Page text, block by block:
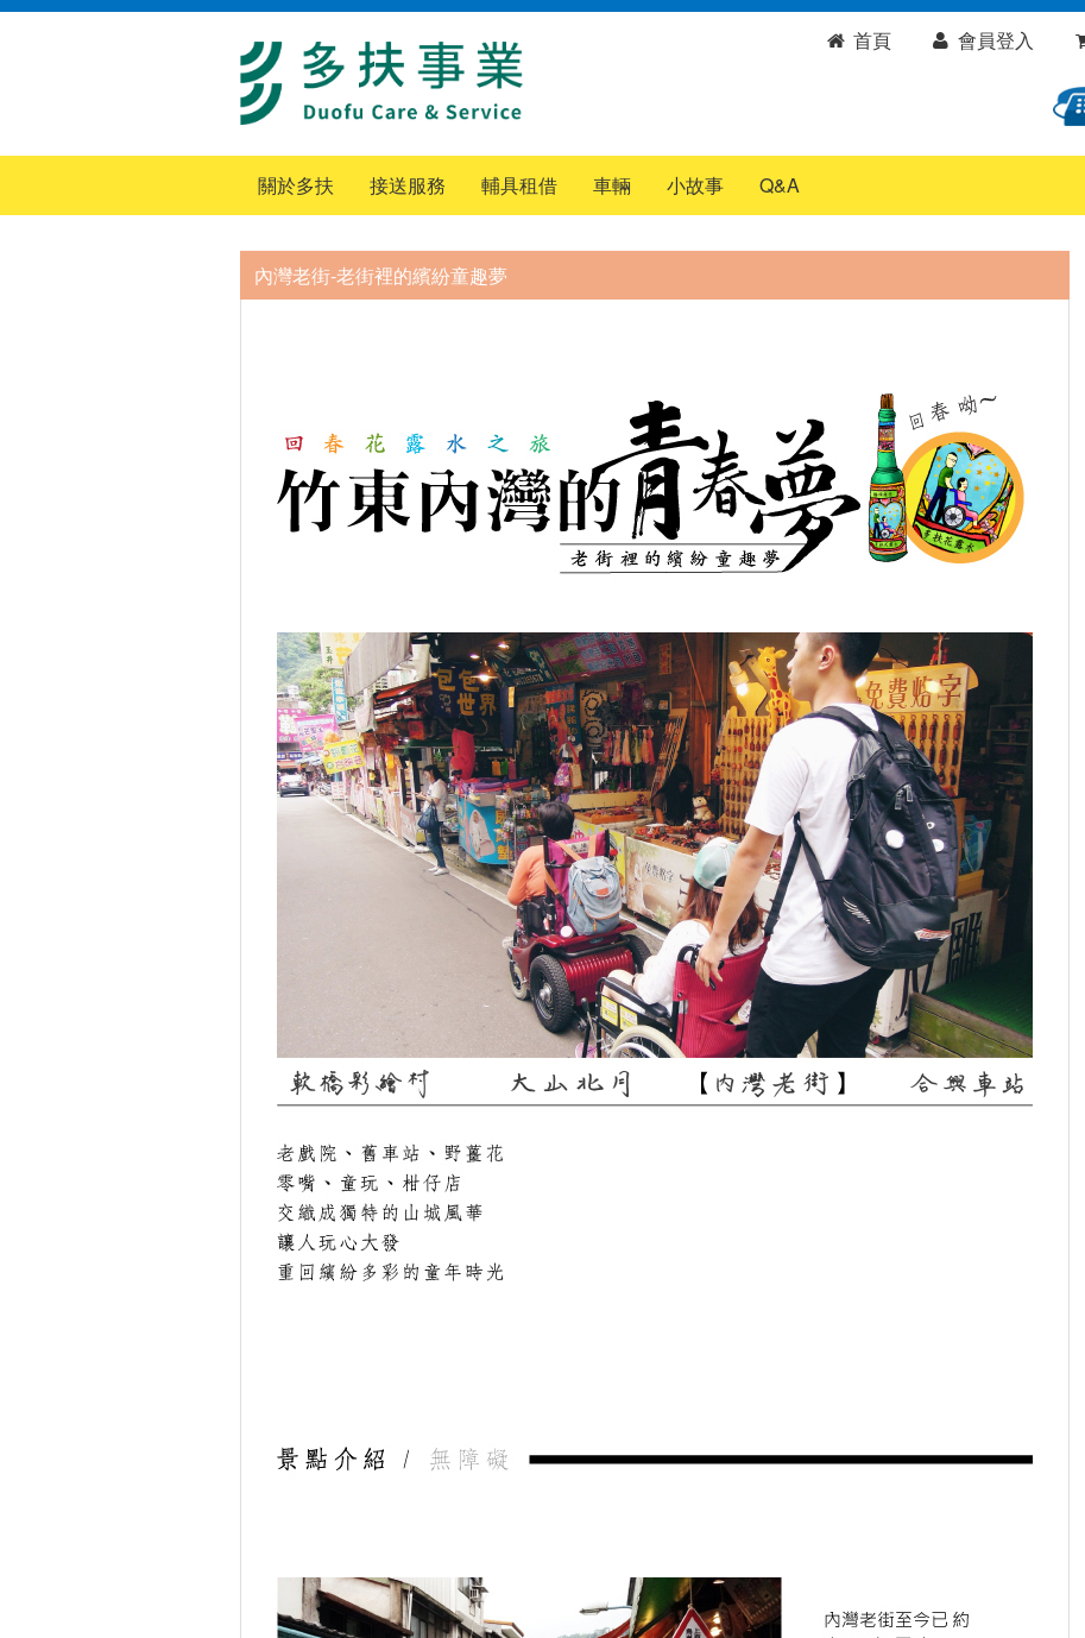
首頁 會員登入
關於多扶 接送服務 輔具租借 車輛 小故事 Q&A
內灣老街-老街裡的繽紛童趣夢